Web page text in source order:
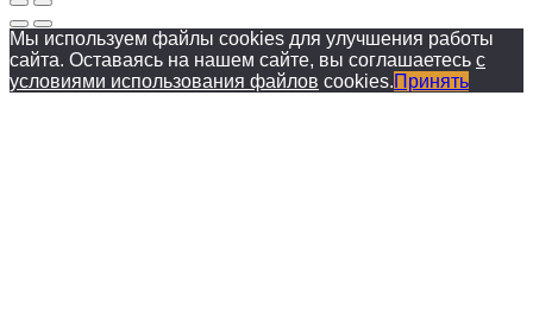
Мы используем файлы cookies для улучшения работы
сайта. Оставаясь на нашем сайте, вы соглашаетесь с
условиями использования файлов cookies.Принять